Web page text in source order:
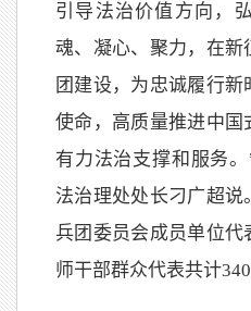
引导法治价值方向，
魂、凝心、聚力，在
团建设，为忠诚履行
使命，高质量推进中
有力法治支撑和服务
法治理处处长刁广超
兵团委员会成员单位
师干部群众代表共计